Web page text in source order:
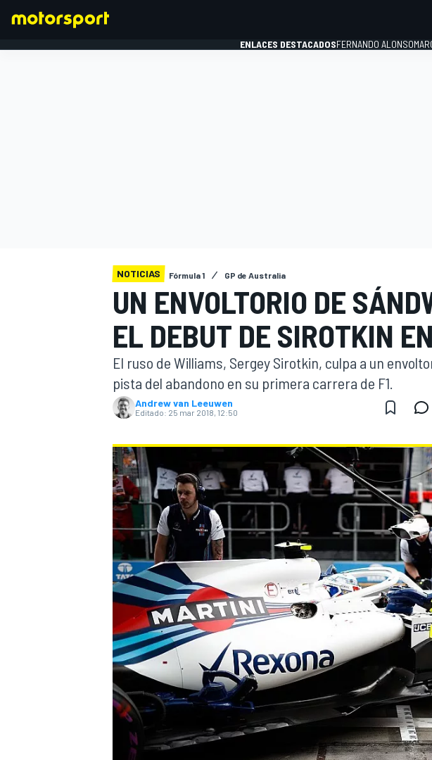
WEC FÓRMULA E
ENLACES DESTACADOSFERNANDO ALONSO
NOTICIAS Fórmula 1 GP de Australia
UN ENVOLTORIO DE
EL DEBUT DE SIROTKIN
El ruso de Williams, Sergey Sirotkin, culpa a un
pista del abandono en su primera carrera de F1.
Andrew van Leeuwen
Editado: 25 mar 2018, 12:50